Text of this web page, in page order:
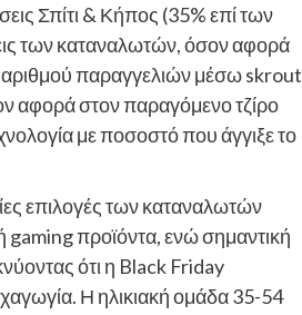
Σπίτι & Κήπος (35% επί των
των καταναλωτών, όσον αφορά
αριθμού παραγγελιών μέσω
αφορά στον παραγόμενο τζίρο
με ποσοστό που άγγιξε το
επιλογές των καταναλωτών
gaming προϊόντα, ενώ σημαντική
ότι η Black Friday
Η ηλικιακή ομάδα 35-54